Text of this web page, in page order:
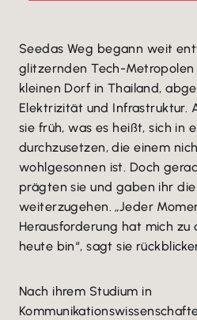
Seedas Weg begann weit
glitzernden Tech-Metropolen
kleinen Dorf in Thailand,
Elektrizität und Infrastruktur.
sie früh, was es heißt, sich in
durchzusetzen, die einem
wohlgesonnen ist. Doch
prägten sie und gaben ihr
weiterzugehen. „Jeder
Herausforderung hat mich
heute bin“, sagt sie
Nach ihrem Studium in